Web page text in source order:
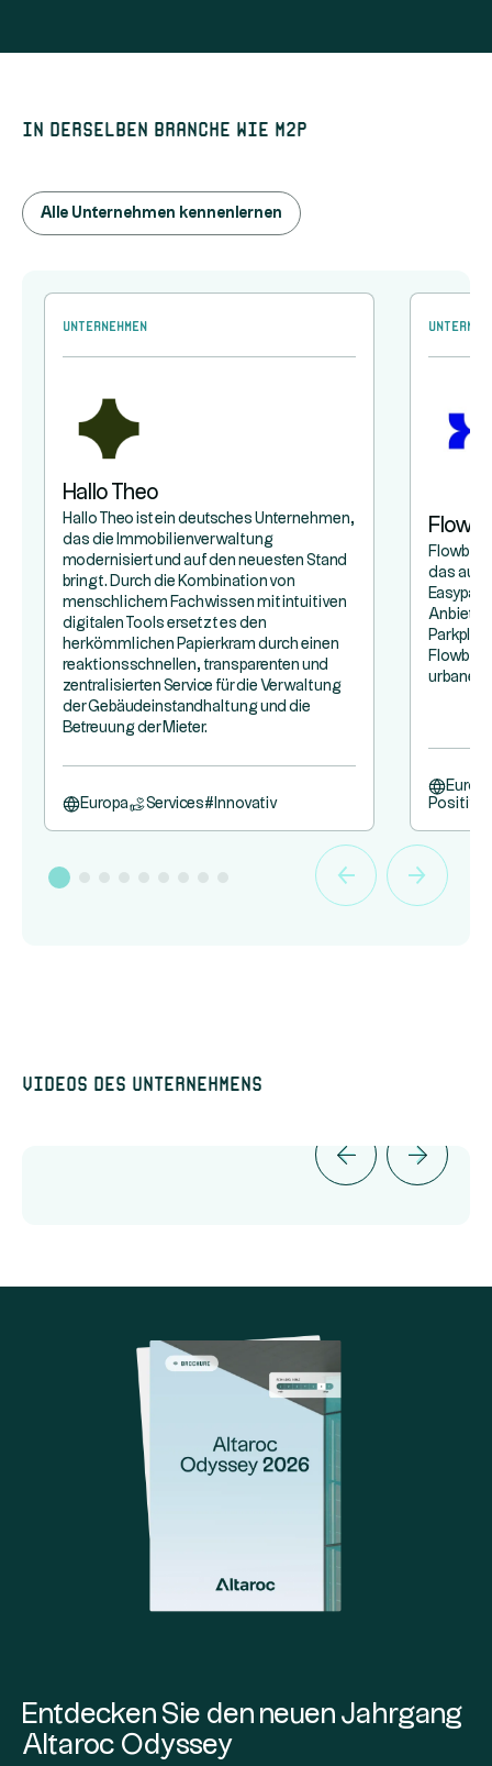
In derselben Branche wie M2P
Alle Unternehmen kennenlernen
Unternehmen
Hallo Theo
Hallo Theo ist ein deutsches Unternehmen,
das die Immobilienverwaltung
modernisiert und auf den neuesten Stand
bringt. Durch die Kombination von
menschlichem Fachwissen mit intuitiven
digitalen Tools ersetzt es den
herkömmlichen Papierkram durch einen
reaktionsschnellen, transparenten und
zentralisierten Service für die Verwaltung
der Gebäudeinstandhaltung und die
Betreuung der Mieter.
Europa Services# Innovativ
Flowbird
das aus
Anbieter
urbane
Positive
Videos des Unternehmens
Entdecken Sie den neuen Jahrgang
Altaroc Odyssey